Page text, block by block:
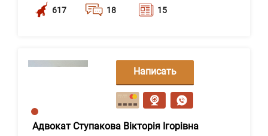
617 18 15
Адвокат Ступакова Вікторія Ігорівна
Написать
сообщение